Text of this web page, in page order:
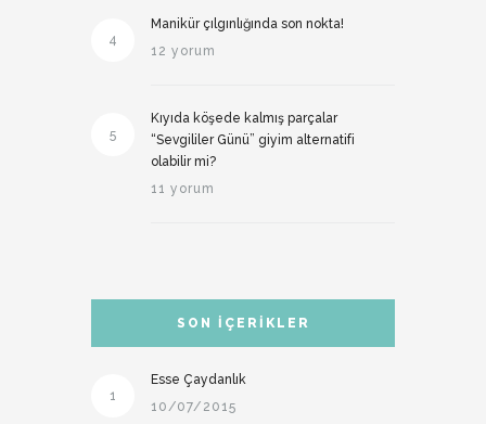
4
Manikür çılgınlığında son nokta!
12 yorum
5
Kıyıda köşede kalmış parçalar
“Sevgililer Günü” giyim alternatifi
olabilir mi?
11 yorum
SON İÇERIKLER
1
Esse Çaydanlık
10/07/2015